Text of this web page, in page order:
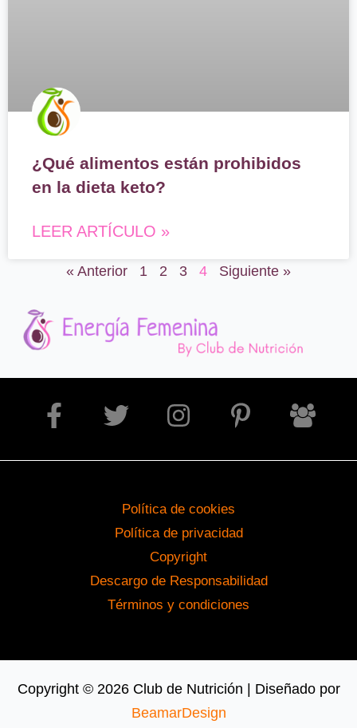
¿Qué alimentos están prohibidos
en la dieta keto?
LEER ARTÍCULO »
« Anterior 1 2 3 4 Siguiente »
Política de cookies
Política de privacidad
Copyright
Descargo de Responsabilidad
Términos y condiciones
Copyright © 2026 Club de Nutrición | Diseñado por
BeamarDesign